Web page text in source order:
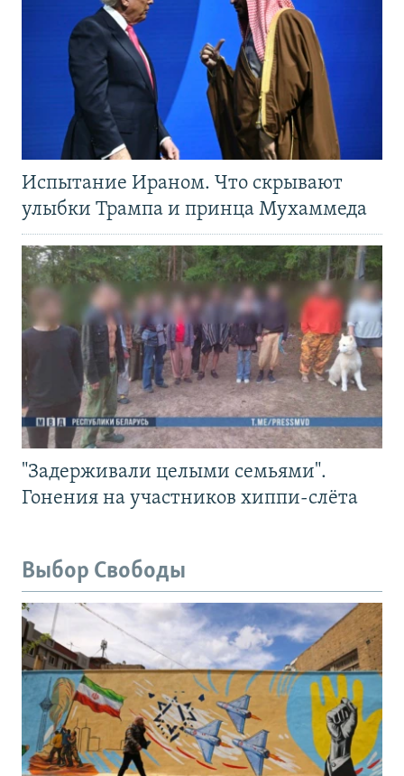
Испытание Ираном. Что скрывают
улыбки Трампа и принца Мухаммеда
"Задерживали целыми семьями".
Гонения на участников хиппи-слёта
Выбор Свободы